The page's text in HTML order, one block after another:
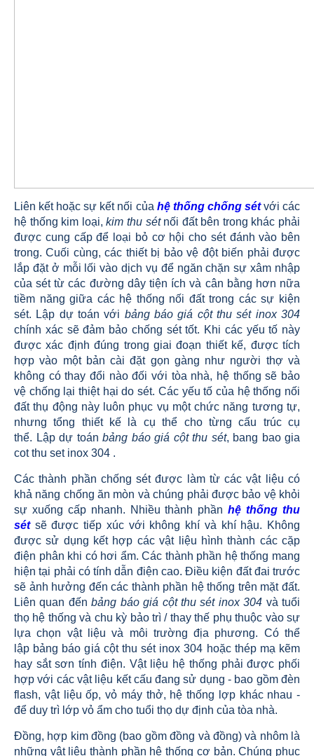
Liên kết hoặc sự kết nối của hệ thống chống sétvới các
hệ thống kim loại,kim thu sétnối đất bên trong khác phải
được cung cấp để loại bỏ cơ hội cho sét đánh vào bên
trong. Cuối cùng, các thiết bị bảo vệ đột biến phải được
lắp đặt ở mỗi lối vào dịch vụ để ngăn chặn sự xâm nhập
của sét từ các đường dây tiện ích và cân bằng hơn nữa
tiềm năng giữa các hệ thống nối đất trong các sự kiện
sét. Lập dự toán với bảng báo giá cột thu sét inox 304
chính xác sẽ đảm bảo chống sét tốt. Khi các yếu tố này
được xác định đúng trong giai đoạn thiết kế, được tích
hợp vào một bản cài đặt gọn gàng như người thợ và
không có thay đổi nào đối với tòa nhà, hệ thống sẽ bảo
vệ chống lại thiệt hại do sét. Các yếu tố của hệ thống nối
đất thụ động này luôn phục vụ một chức năng tương tự,
nhưng tổng thiết kế là cụ thể cho từng cấu trúc cụ
thể. Lập dự toán bảng báo giá cột thu sét, bang bao gia
cot thu set inox 304 .
Các thành phần chống sét được làm từ các vật liệu có
khả năng chống ăn mòn và chúng phải được bảo vệ khỏi
sự xuống cấp nhanh. Nhiều thành phầnhệ thống thu
sétsẽ được tiếp xúc với không khí và khí hậu. Không
được sử dụng kết hợp các vật liệu hình thành các cặp
điện phân khi có hơi ẩm. Các thành phần hệ thống mang
hiện tại phải có tính dẫn điện cao. Điều kiện đất đai trước
sẽ ảnh hưởng đến các thành phần hệ thống trên mặt đất.
Liên quan đếnbảng báo giá cột thu sét inox 304 và tuổi
thọ hệ thống và chu kỳ bảo trì / thay thế phụ thuộc vào sự
lựa chọn vật liệu và môi trường địa phương. Có thể
lập bảng báo giá cột thu sét inox 304 hoặc thép mạ kẽm
hay sắt sơn tính điện. Vật liệu hệ thống phải được phối
hợp với các vật liệu kết cấu đang sử dụng - bao gồm đèn
flash, vật liệu ốp, vỏ máy thở, hệ thống lợp khác nhau -
để duy trì lớp vỏ ẩm cho tuổi thọ dự định của tòa nhà.
Đồng, hợp kim đồng (bao gồm đồng và đồng) và nhôm là
những vật liệu thành phần hệ thống cơ bản. Chúng phục